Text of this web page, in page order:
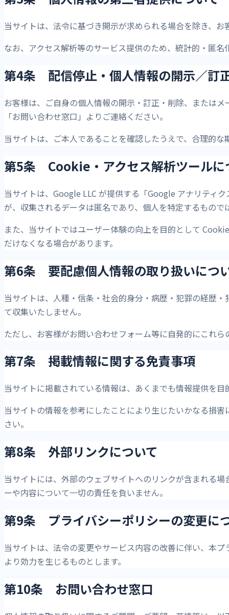
当サイトは、法令に基づき開示が求められる場合を除き、
なお、アクセス解析等のサービス提供のため、統計的・匿
第4条 配信停止・個人情報の開示／訂
お客様は、ご自身の個人情報の開示・訂正・削除、または
「お問い合わせ窓口」よりご連絡ください。
当サイトは、ご本人であることを確認したうえで、合理的な
第5条 Cookie・アクセス解析ツールに
当サイトは、Google LLC が提供する「Google アナリティ
が、収集されるデータは匿名であり、個人を特定するもので
また、当サイトではユーザー体験の向上を目的として
だけなくなる場合があります。
第6条 要配慮個人情報の取り扱いにつ
当サイトは、人種・信条・社会的身分・病歴・犯罪の経歴
て収集いたしません。
ただし、お客様がお問い合わせフォーム等に自発的にこれ
第7条 掲載情報に関する免責事項
当サイトに掲載されている情報は、あくまでも情報提供を
当サイトの情報を参考にしたことにより生じたいかなる損
さい。
第8条 外部リンクについて
当サイトには、外部のウェブサイトへのリンクが含まれる
ーや内容について一切の責任を負いません。
第9条 プライバシーポリシーの変更に
当サイトは、法令の変更やサービス内容の改善に伴い、本
より効力を生じるものとします。
第10条 お問い合わせ窓口